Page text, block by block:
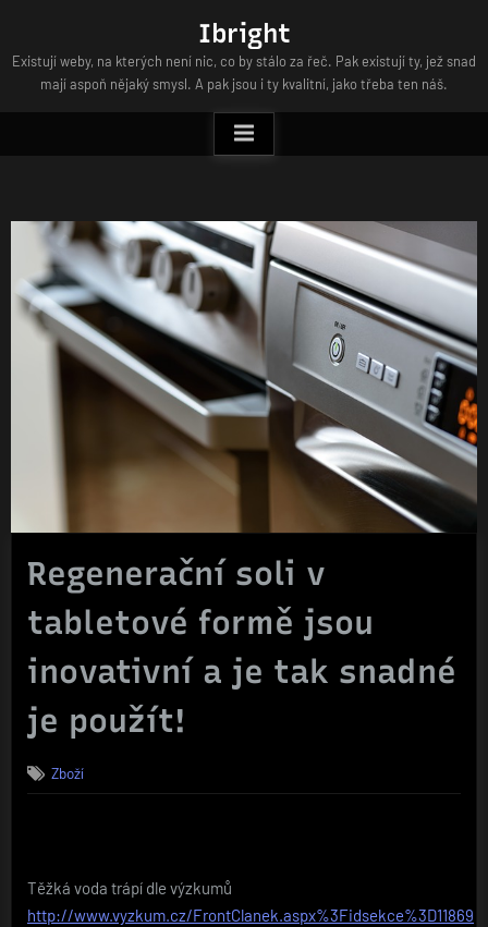
content
Ibright
Existují weby, na kterých není nic, co by stálo za řeč. Pak existují ty, jež snad
mají aspoň nějaký smysl. A pak jsou i ty kvalitní, jako třeba ten náš.
Regenerační soli v
tabletové formě jsou
inovativní a je tak snadné
je použít!
Zboží
Těžká voda trápí dle výzkumů
http://www.vyzkum.cz/FrontClanek.aspx%3Fidsekce%3D11869